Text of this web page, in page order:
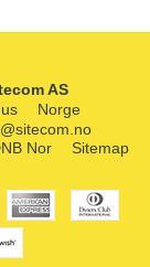
AS
Norge
Nor Sitemap